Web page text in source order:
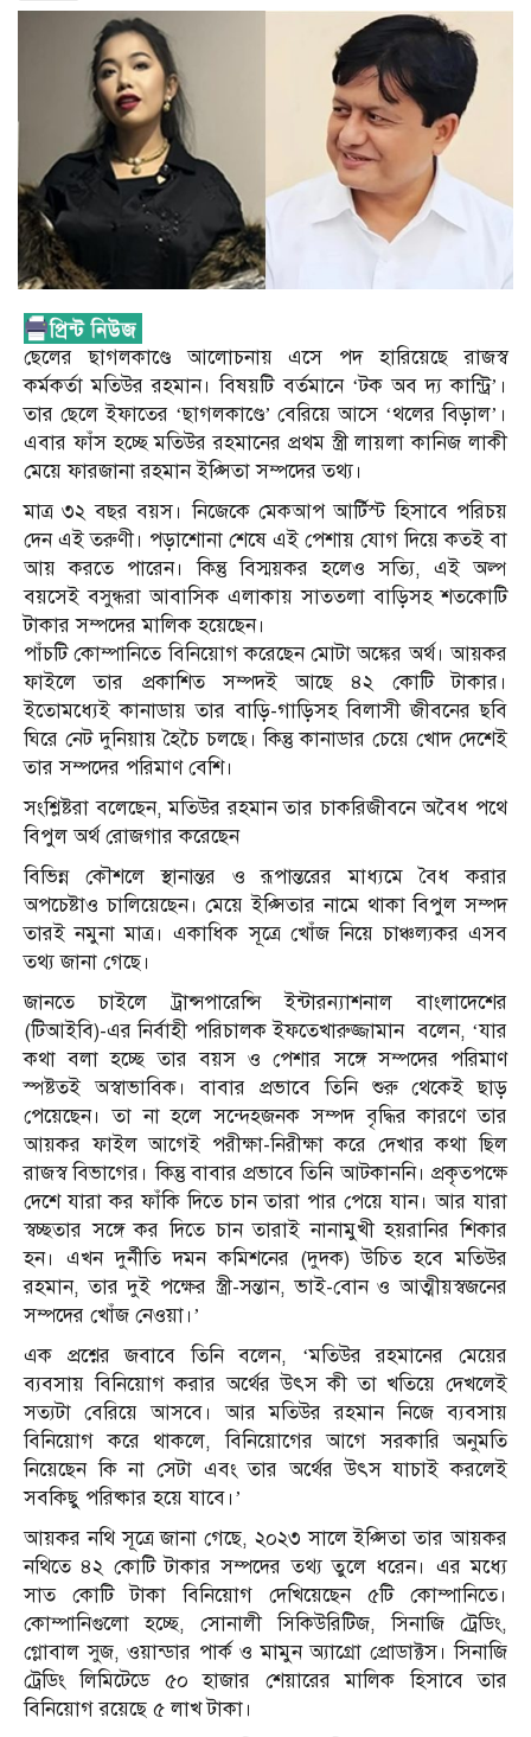
ছেলের ছাগলকাণ্ডে আলোচনায় এসে পদ হারিয়েছে রাজস্ব
কর্মকর্তা মতিউর রহমান। বিষয়টি বর্তমানে ‘টক অব দ্য কান্ট্রি’।
তার ছেলে ইফাতের ‘ছাগলকাণ্ডে’ বেরিয়ে আসে ‘থলের বিড়াল’।
এবার ফাঁস হচ্ছে মতিউর রহমানের প্রথম স্ত্রী লায়লা কানিজ লাকী
মেয়ে ফারজানা রহমান ইপ্সিতা সম্পদের তথ্য।
মাত্র ৩২ বছর বয়স। নিজেকে মেকআপ আর্টিস্ট হিসাবে পরিচয়
দেন এই তরুণী। পড়াশোনা শেষে এই পেশায় যোগ দিয়ে কতই বা
আয় করতে পারেন। কিন্তু বিস্ময়কর হলেও সত্যি, এই অল্প
বয়সেই বসুন্ধরা আবাসিক এলাকায় সাততলা বাড়িসহ শতকোটি
টাকার সম্পদের মালিক হয়েছেন।
পাঁচটি কোম্পানিতে বিনিয়োগ করেছেন মোটা অঙ্কের অর্থ। আয়কর
ফাইলে তার প্রকাশিত সম্পদই আছে ৪২ কোটি টাকার।
ইতোমধ্যেই কানাডায় তার বাড়ি-গাড়িসহ বিলাসী জীবনের ছবি
ঘিরে নেট দুনিয়ায় হৈচৈ চলছে। কিন্তু কানাডার চেয়ে খোদ দেশেই
তার সম্পদের পরিমাণ বেশি।
সংশ্লিষ্টরা বলেছেন, মতিউর রহমান তার চাকরিজীবনে অবৈধ পথে
বিপুল অর্থ রোজগার করেছেন
বিভিন্ন কৌশলে স্থানান্তর ও রূপান্তরের মাধ্যমে বৈধ করার
অপচেষ্টাও চালিয়েছেন। মেয়ে ইপ্সিতার নামে থাকা বিপুল সম্পদ
তারই নমুনা মাত্র। একাধিক সূত্রে খোঁজ নিয়ে চাঞ্চল্যকর এসব
তথ্য জানা গেছে।
জানতে চাইলে ট্রান্সপারেন্সি ইন্টারন্যাশনাল বাংলাদেশের
(টিআইবি)-এর নির্বাহী পরিচালক ইফতেখারুজ্জামান বলেন, ‘যার
কথা বলা হচ্ছে তার বয়স ও পেশার সঙ্গে সম্পদের পরিমাণ
স্পষ্টতই অস্বাভাবিক। বাবার প্রভাবে তিনি শুরু থেকেই ছাড়
পেয়েছেন। তা না হলে সন্দেহজনক সম্পদ বৃদ্ধির কারণে তার
আয়কর ফাইল আগেই পরীক্ষা-নিরীক্ষা করে দেখার কথা ছিল
রাজস্ব বিভাগের। কিন্তু বাবার প্রভাবে তিনি আটকাননি। প্রকৃতপক্ষে
দেশে যারা কর ফাঁকি দিতে চান তারা পার পেয়ে যান। আর যারা
স্বচ্ছতার সঙ্গে কর দিতে চান তারাই নানামুখী হয়রানির শিকার
হন। এখন দুর্নীতি দমন কমিশনের (দুদক) উচিত হবে মতিউর
রহমান, তার দুই পক্ষের স্ত্রী-সন্তান, ভাই-বোন ও আত্মীয়স্বজনের
সম্পদের খোঁজ নেওয়া।’
এক প্রশ্নের জবাবে তিনি বলেন, ‘মতিউর রহমানের মেয়ের
ব্যবসায় বিনিয়োগ করার অর্থের উৎস কী তা খতিয়ে দেখলেই
সত্যটা বেরিয়ে আসবে। আর মতিউর রহমান নিজে ব্যবসায়
বিনিয়োগ করে থাকলে, বিনিয়োগের আগে সরকারি অনুমতি
নিয়েছেন কি না সেটা এবং তার অর্থের উৎস যাচাই করলেই
সবকিছু পরিষ্কার হয়ে যাবে।’
আয়কর নথি সূত্রে জানা গেছে, ২০২৩ সালে ইপ্সিতা তার আয়কর
নথিতে ৪২ কোটি টাকার সম্পদের তথ্য তুলে ধরেন। এর মধ্যে
সাত কোটি টাকা বিনিয়োগ দেখিয়েছেন ৫টি কোম্পানিতে।
কোম্পানিগুলো হচ্ছে, সোনালী সিকিউরিটিজ, সিনাজি ট্রেডিং,
গ্লোবাল সুজ, ওয়ান্ডার পার্ক ও মামুন অ্যাগ্রো প্রোডাক্টস। সিনাজি
ট্রেডিং লিমিটেডে ৫০ হাজার শেয়ারের মালিক হিসাবে তার
বিনিয়োগ রয়েছে ৫ লাখ টাকা।